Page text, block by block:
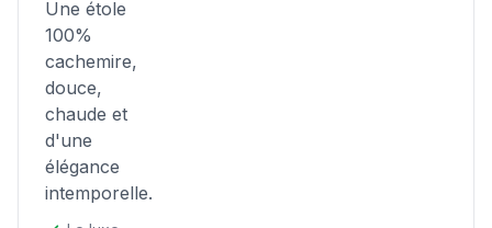
Une étole
100%
cachemire,
douce,
chaude et
d'une
élégance
intemporelle.